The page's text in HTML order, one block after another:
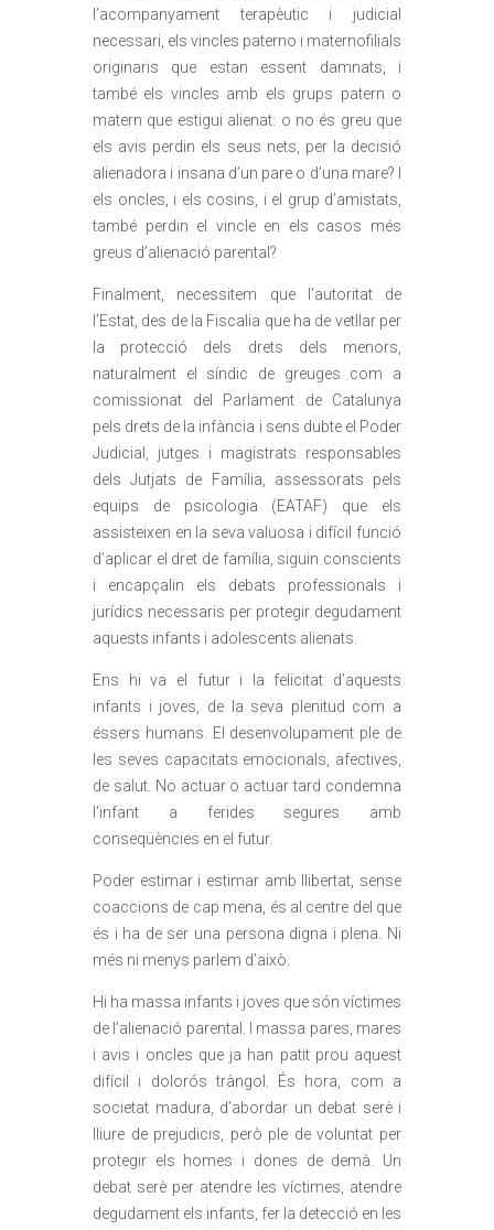
l’acompanyament terapèutic i judicial
necessari, els vincles paterno i maternofilials
originaris que estan essent damnats, i
també els vincles amb els grups patern o
matern que estigui alienat: o no és greu que
els avis perdin els seus nets, per la decisió
alienadora i insana d’un pare o d’una mare? I
els oncles, i els cosins, i el grup d’amistats,
també perdin el vincle en els casos més
greus d’alienació parental?
Finalment, necessitem que l’autoritat de
l’Estat, des de la Fiscalia que ha de vetllar per
la protecció dels drets dels menors,
naturalment el síndic de greuges com a
comissionat del Parlament de Catalunya
pels drets de la infància i sens dubte el Poder
Judicial, jutges i magistrats responsables
dels Jutjats de Família, assessorats pels
equips de psicologia (EATAF) que els
assisteixen en la seva valuosa i difícil funció
d’aplicar el dret de família, siguin conscients
i encapçalin els debats professionals i
jurídics necessaris per protegir degudament
aquests infants i adolescents alienats.
Ens hi va el futur i la felicitat d’aquests
infants i joves, de la seva plenitud com a
éssers humans. El desenvolupament ple de
les seves capacitats emocionals, afectives,
de salut. No actuar o actuar tard condemna
l’infant a ferides segures amb
conseqüències en el futur.
Poder estimar i estimar amb llibertat, sense
coaccions de cap mena, és al centre del que
és i ha de ser una persona digna i plena. Ni
més ni menys parlem d’això.
Hi ha massa infants i joves que són víctimes
de l’alienació parental. I massa pares, mares
i avis i oncles que ja han patit prou aquest
difícil i dolorós tràngol. És hora, com a
societat madura, d’abordar un debat serè i
lliure de prejudicis, però ple de voluntat per
protegir els homes i dones de demà. Un
debat serè per atendre les víctimes, atendre
degudament els infants, fer la detecció en les